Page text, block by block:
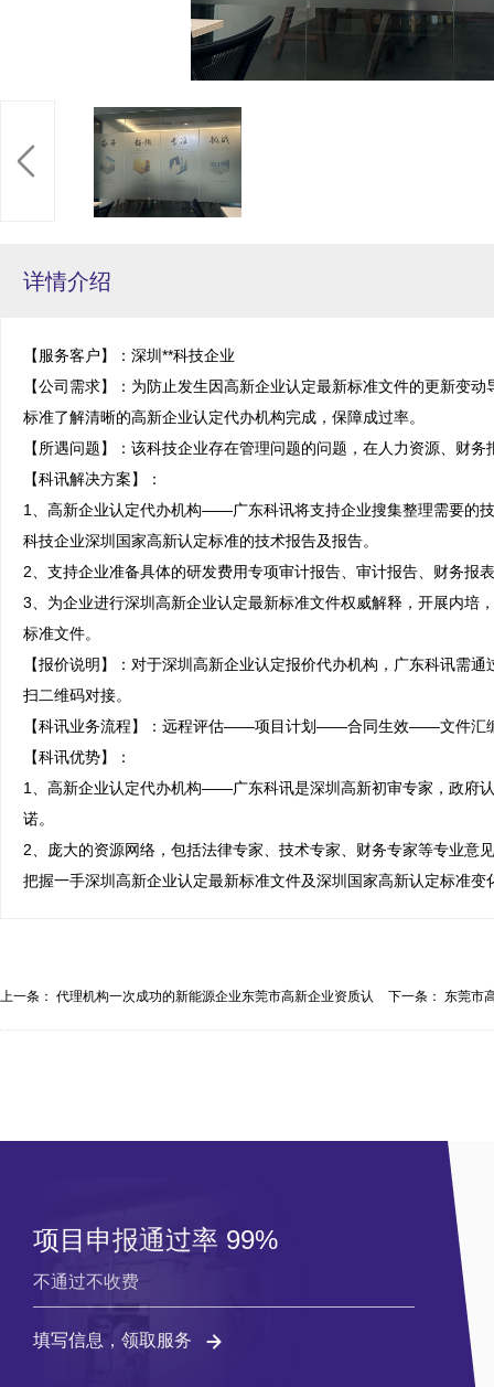
详情介绍
【服务客户】：深圳**科技企业
【公司需求】：为防止发生因高新企业认定最新标准文件的更新变
标准了解清晰的高新企业认定代办机构完成，保障成过率。
【所遇问题】：该科技企业存在管理问题的问题，在人力资源、财
【科讯解决方案】：
1、高新企业认定代办机构——广东科讯将支持企业搜集整理需要的
科技企业深圳国家高新认定标准的技术报告及报告。
2、支持企业准备具体的研发费用专项审计报告、审计报告、财务报
3、为企业进行深圳高新企业认定最新标准文件权威解释，开展内培
标准文件。
【报价说明】：对于深圳高新企业认定报价代办机构，广东科讯需
扫二维码对接。
【科讯业务流程】：远程评估——项目计划——合同生效——文件
【科讯优势】：
1、高新企业认定代办机构——广东科讯是深圳高新初审专家，政府
诺。
2、庞大的资源网络，包括法律专家、技术专家、财务专家等专业意
把握一手深圳高新企业认定最新标准文件及深圳国家高新认定标准变
上一条： 代理机构一次成功的新能源企业东莞市高新企业资质认
下一条： 东莞市
项目申报通过率 99%
不通过不收费
填写信息，领取服务